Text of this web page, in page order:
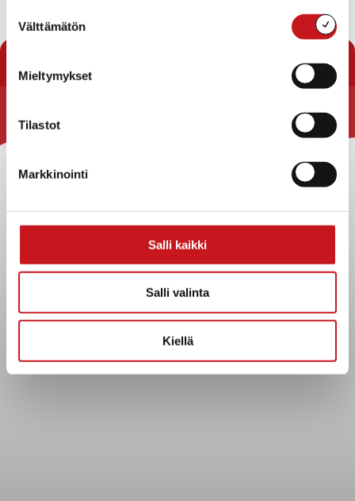
valinta
Välttämätön
Mieltymykset
Tilastot
Markkinointi
Salli kaikki
Salli valinta
Kiellä
Rautalammin kunta
Kuntainfo
Asiakirjajulkisuuskuvaus
Evästeet
Tietosuoja
Tietopyyntö